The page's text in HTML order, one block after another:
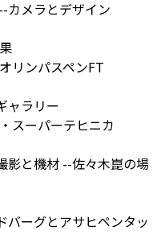
カメラとデザイン
リンパスペンFT
ャラリー
スーパーテヒニカ
影と機材 --佐々木崑の場
バーグとアサヒペンタッ